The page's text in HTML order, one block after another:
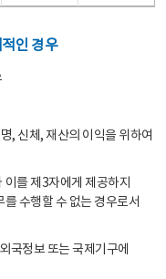
인 경우
, 신체, 재산의 이익을 위하여
를 제3자에게 제공하지
수행할 수 없는 경우로서
국정보 또는 국제기구에